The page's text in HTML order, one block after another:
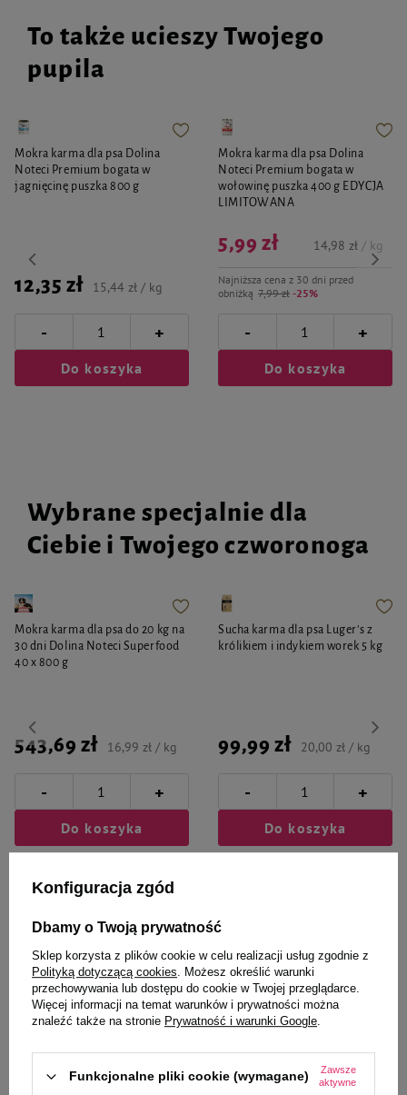
To także ucieszy Twojego
pupila
Mokra karma dla psa Dolina
Noteci Premium bogata w
jagnięcinę puszka 800 g
12,35 zł 15,44 zł / kg
- +
Do koszyka
Mokra karma dla psa Dolina
Noteci Premium bogata w
wołowinę puszka 400 g EDYCJA
LIMITOWANA
Najniższa cena z 30 dni przed
obniżką 7,99 zł -25%
5,99 zł 14,98 zł / kg
- +
Do koszyka
Wybrane specjalnie dla
Ciebie i Twojego czworonoga
Mokra karma dla psa do 20 kg na
30 dni Dolina Noteci Superfood
40 x 800 g
543,69 zł 16,99 zł / kg
- +
Do koszyka
Sucha karma dla psa Luger’s z
królikiem i indykiem worek 5 kg
99,99 zł 20,00 zł / kg
- +
Do koszyka
Zaufane i polecane przez
naszych ekspertów
Eurowet Probiotyk dla psów
Konfiguracja zgód
Dbamy o Twoją prywatność
Sklep korzysta z plików cookie w celu realizacji usług zgodnie z
Polityką dotyczącą cookies. Możesz określić warunki
przechowywania lub dostępu do cookie w Twojej przeglądarce.
Więcej informacji na temat warunków i prywatności można
znaleźć także na stronie Prywatność i warunki Google.
Funkcjonalne pliki cookie (wymagane)
Zawsze
aktywne